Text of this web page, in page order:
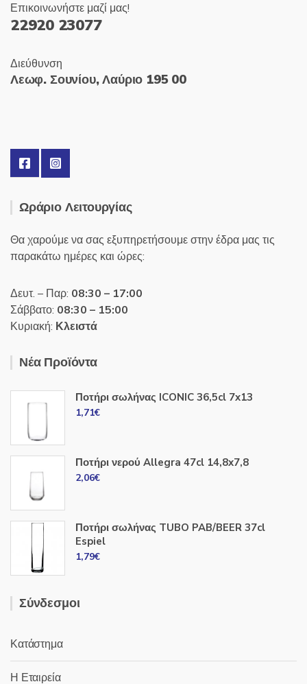
Επικοινωνήστε μαζί μας!
22920 23077
Διεύθυνση
Λεωφ. Σουνίου, Λαύριο 195 00
Ωράριο Λειτουργίας
Θα χαρούμε να σας εξυπηρετήσουμε στην έδρα μας τις
παρακάτω ημέρες και ώρες:
Δευτ. – Παρ: 08:30 – 17:00
Σάββατο: 08:30 – 15:00
Κυριακή: Κλειστά
Νέα Προϊόντα
Ποτήρι σωλήνας ICONIC 36,5cl 7x13
1,71€
Ποτήρι νερού Allegra 47cl 14,8x7,8
2,06€
Ποτήρι σωλήνας TUBO PAB/BEER 37cl
Espiel
1,79€
Σύνδεσμοι
Κατάστημα
Η Εταιρεία